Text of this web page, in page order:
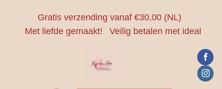
Gratis verzending vanaf €30,00 (NL)
Met liefde gemaakt!
Veilig betalen met ideal